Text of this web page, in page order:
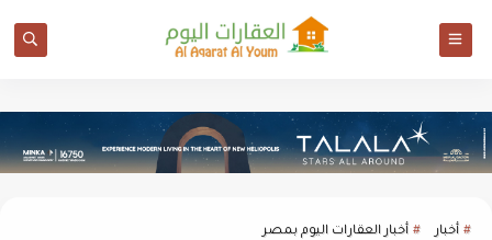
أخبار أخبار العقارات اليوم بمصر